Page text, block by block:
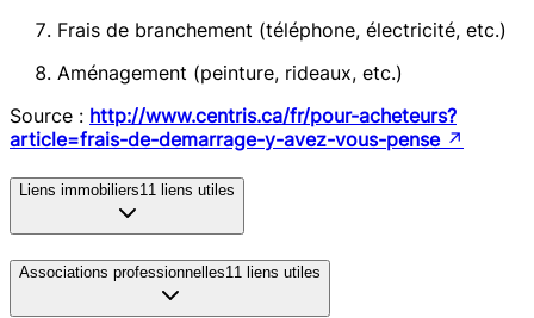
Frais de branchement (téléphone, électricité, etc.)
Aménagement (peinture, rideaux, etc.)
Source : http://www.centris.ca/fr/pour-acheteurs?
article=frais-de-demarrage-y-avez-vous-pense↗
Liens immobiliers11 liens utiles
Associations professionnelles11 liens utiles